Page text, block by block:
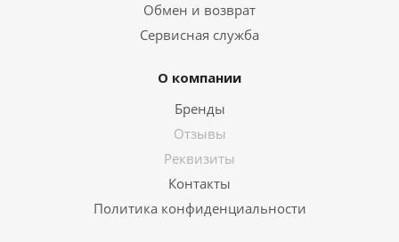
Обмен и возврат
Сервисная служба
О компании
Бренды
Отзывы
Реквизиты
Контакты
Политика конфиденциальности